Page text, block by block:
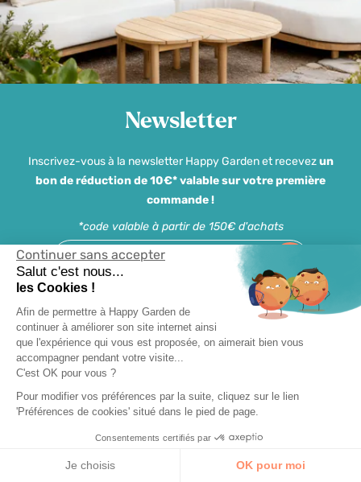
Continuer sans accepter
Salut c'est nous...
les Cookies !
Afin de permettre à Happy Garden de
continuer à améliorer son site internet ainsi
que l'expérience qui vous est proposée, on aimerait bien vous
accompagner pendant votre visite...
C'est OK pour vous ?
Pour modifier vos préférences par la suite, cliquez sur le lien
'Préférences de cookies' situé dans le pied de page.
Consentements certifiés par
Je choisis OK pour moi
Newsletter
Inscrivez-vous à la newsletter Happy Garden et recevezun
bon de réduction de 10€* valable sur votre première
commande !
*code valable à partir de 150€ d'achats
J'accepte de m'inscrire à la newsletter et je
reconnais avoir pris connaissance de la
Retour produits
Retournez vos produits
jusqu’à 14 jours après achat